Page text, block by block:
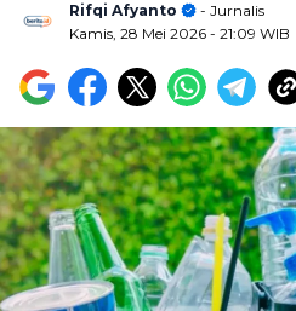
Rifqi Afyanto
- Jurnalis
Kamis, 28 Mei 2026 - 21:09 WIB